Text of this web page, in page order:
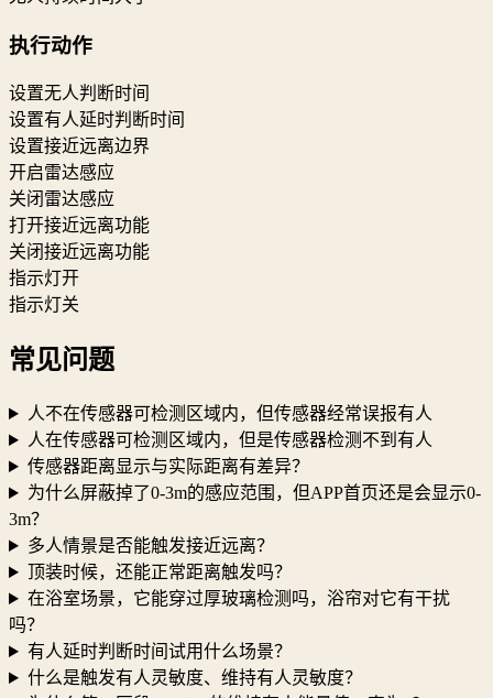
执行动作
设置无人判断时间
设置有人延时判断时间
设置接近远离边界
开启雷达感应
关闭雷达感应
打开接近远离功能
关闭接近远离功能
指示灯开
指示灯关
常见问题
人不在传感器可检测区域内，但传感器经常误报有人
人在传感器可检测区域内，但是传感器检测不到有人
传感器距离显示与实际距离有差异？
为什么屏蔽掉了0-3m的感应范围，但APP首页还是会显示0-
3m？
多人情景是否能触发接近远离？
顶装时候，还能正常距离触发吗？
在浴室场景，它能穿过厚玻璃检测吗，浴帘对它有干扰
吗？
有人延时判断时间试用什么场景？
什么是触发有人灵敏度、维持有人灵敏度？